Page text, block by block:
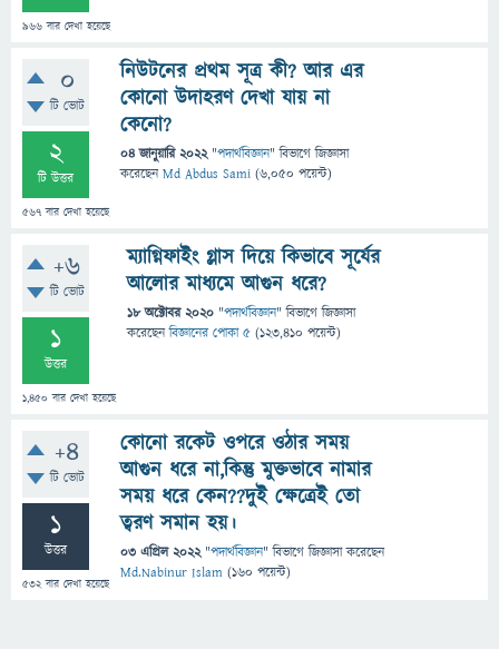
966 বার দেখা হয়েছে
0
টি ভোট
2
টি উত্তর
567 বার দেখা হয়েছে
নিউটনের প্রথম সূত্র কী? আর এর
কোনো উদাহরণ দেখা যায় না
কেনো?
04 জানুয়ারি 2022 "পদার্থবিজ্ঞান" বিভাগে জিজ্ঞাসা
করেছেনMd Abdus Sami (6,050 পয়েন্ট)
+6
টি ভোট
1
উত্তর
1,450 বার দেখা হয়েছে
ম্যাগ্নিফাইং গ্লাস দিয়ে কিভাবে সূর্যের
আলোর মাধ্যমে আগুন ধরে?
18 অক্টোবর 2020 "পদার্থবিজ্ঞান" বিভাগে জিজ্ঞাসা
করেছেনবিজ্ঞানের পোকা ৫ (123,410 পয়েন্ট)
+4
টি ভোট
1
উত্তর
532বার দেখা হয়েছে
কোনো রকেট ওপরে ওঠার সময়
আগুন ধরে না,কিন্তু মুক্তভাবে নামার
সময় ধরে কেন??দুই ক্ষেত্রেই তো
ত্বরণ সমান হয়।
03 এপ্রিল 2022 "পদার্থবিজ্ঞান" বিভাগে জিজ্ঞাসাকরেছেন
Md.Nabinur Islam (160 পয়েন্ট)